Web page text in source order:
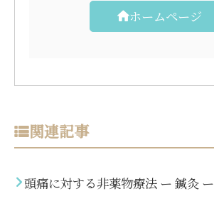
ホームページ
関連記事
頭痛に対する非薬物療法 ー 鍼灸 ー